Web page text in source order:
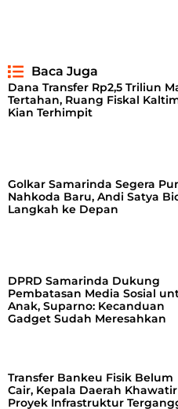
Baca Juga
Dana Transfer Rp2,5 Triliun
Tertahan, Ruang Fiskal
Kian Terhimpit
Golkar Samarinda Segera
Nahkoda Baru, Andi Satya
Langkah ke Depan
DPRD Samarinda Dukung
Pembatasan Media Sosial
Anak, Suparno: Kecanduan
Gadget Sudah Meresahkan
Transfer Bankeu Fisik Belum
Cair, Kepala Daerah Khawatir
Proyek Infrastruktur